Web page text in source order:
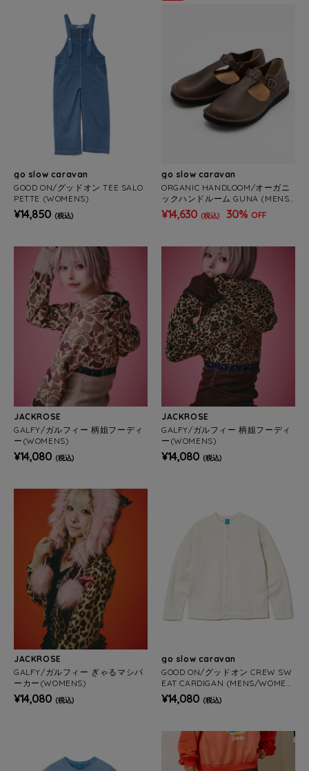
go slow caravan
GOOD ON/グッドオン TEE SALO
PETTE (WOMENS)
¥14,850 (税込)
go slow caravan
ORGANIC HANDLOOM/オーガニ
ックハンドルーム GUNA (MENS/
WOMENS)
¥14,630 (税込) 30% OFF
JACKROSE
GALFY/ガルフィー 柄姐フーディ
ー(WOMENS)
¥14,080 (税込)
JACKROSE
GALFY/ガルフィー 柄姐フーディ
ー(WOMENS)
¥14,080 (税込)
JACKROSE
GALFY/ガルフィー ぎゃるマシパ
ーカー(WOMENS)
¥14,080 (税込)
go slow caravan
GOOD ON/グッドオン CREW SW
EAT CARDIGAN (MENS/WOMEN
S))
¥14,080 (税込)